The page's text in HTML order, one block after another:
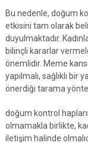
Bu nedenle, doğum
etkisini tam olarak
duyulmaktadır.
bilinçli kararlar
önemlidir. Meme
yapılmalı, sağlıklı
önerdiği tarama
doğum kontrol
olmamakla birlikte,
iletişim halinde